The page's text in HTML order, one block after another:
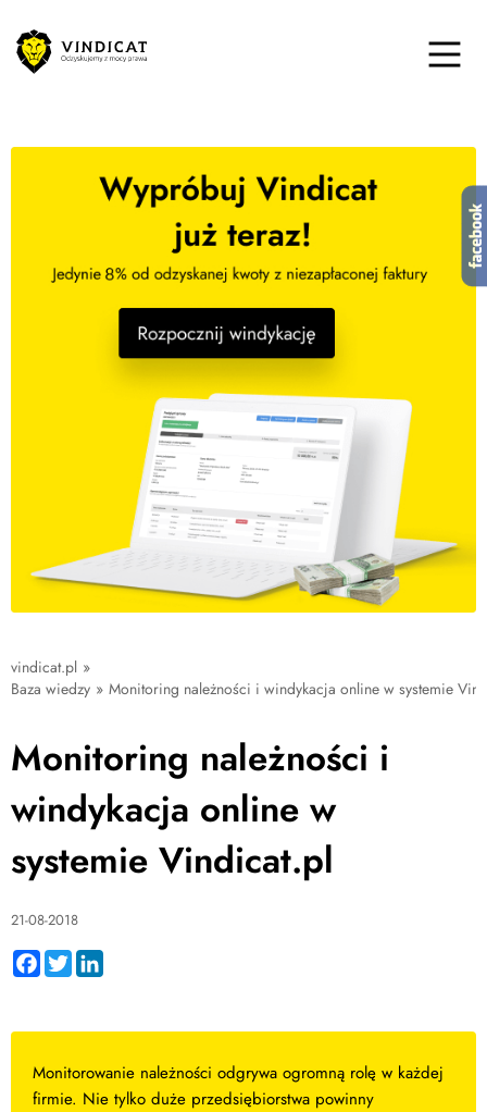
vindicat.pl »
Baza wiedzy » Monitoring należności i windykacja online w systemie
Monitoring należności i
windykacja online w
systemie Vindicat.pl
21-08-2018
Facebook
Twitter
Monitorowanie należności odgrywa ogromną rolę w każdej
firmie. Nie tylko duże przedsiębiorstwa powinny